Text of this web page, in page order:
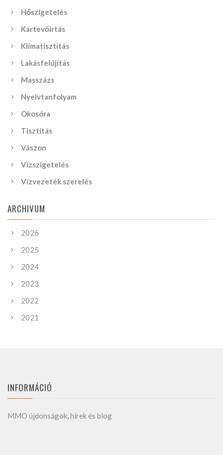
Hőszigetelés
Kártevőirtás
Klímatisztítás
Lakásfelújítás
Masszázs
Nyelvtanfolyam
Okosóra
Tisztítás
Vászon
Vízszigetelés
Vízvezeték szerelés
ARCHIVUM
2026
2025
2024
2023
2022
2021
INFORMÁCIÓ
MMO újdonságok, hírek és blog